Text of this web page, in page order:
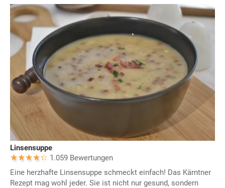
Linsensuppe
1.059 Bewertungen
Eine herzhafte Linsensuppe schmeckt einfach! Das Kärntner
Rezept mag wohl jeder. Sie ist nicht nur gesund, sondern